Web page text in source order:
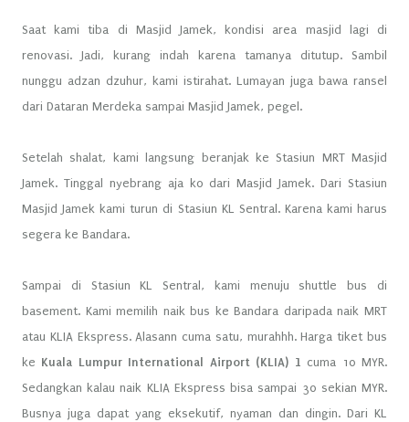
Saat kami tiba di Masjid Jamek, kondisi area masjid lagi di
renovasi. Jadi, kurang indah karena tamanya ditutup. Sambil
nunggu adzan dzuhur, kami istirahat. Lumayan juga bawa ransel
dari Dataran Merdeka sampai Masjid Jamek, pegel.
Setelah shalat, kami langsung beranjak ke Stasiun MRT Masjid
Jamek. Tinggal nyebrang aja ko dari Masjid Jamek. Dari Stasiun
Masjid Jamek kami turun di Stasiun KL Sentral. Karena kami harus
segera ke Bandara.
Sampai di Stasiun KL Sentral, kami menuju shuttle bus di
basement. Kami memilih naik bus ke Bandara daripada naik MRT
atau KLIA Ekspress. Alasann cuma satu, murahhh. Harga tiket bus
ke Kuala Lumpur International Airport (KLIA) 1 cuma 10 MYR.
Sedangkan kalau naik KLIA Ekspress bisa sampai 30 sekian MYR.
Busnya juga dapat yang eksekutif, nyaman dan dingin. Dari KL